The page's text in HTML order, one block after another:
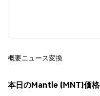
概要ニュース変換
本日のMantle (MNT)価格